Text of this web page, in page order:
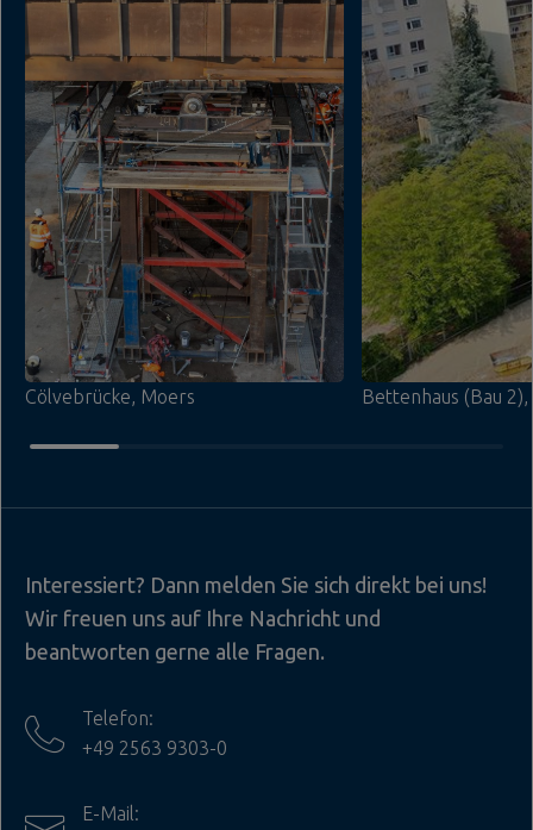
Cölvebrücke, Moers Bettenhaus (Bau
Interessiert? Dann melden Sie sich direkt bei uns!
Wir freuen uns auf Ihre Nachricht und
beantworten gerne alle Fragen.
Telefon:
+49 2563 9303-0
E-Mail: